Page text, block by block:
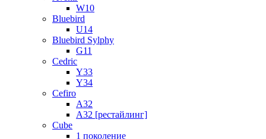
W10
Bluebird
U14
Bluebird Sylphy
G11
Cedric
Y33
Y34
Cefiro
A32
A32 [рестайлинг]
Cube
1 поколение